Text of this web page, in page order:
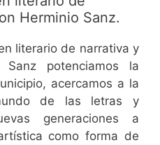
Herminio Sanz.
literario de narrativa y
Sanz potenciamos la
acercamos a la
de las letras y
generaciones a
como forma de